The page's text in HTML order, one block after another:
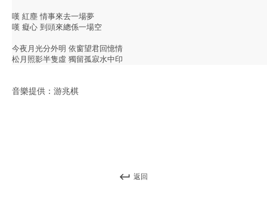
嘆 紅塵 情事來去一場夢
嘆 癡心 到頭來總係一場空
今夜月光分外明 依窗望君回憶情
松月照影半隻虛 獨留孤寂水中印
音樂提供：游兆棋
返回